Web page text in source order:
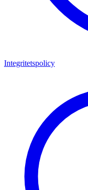
Integritetspolicy